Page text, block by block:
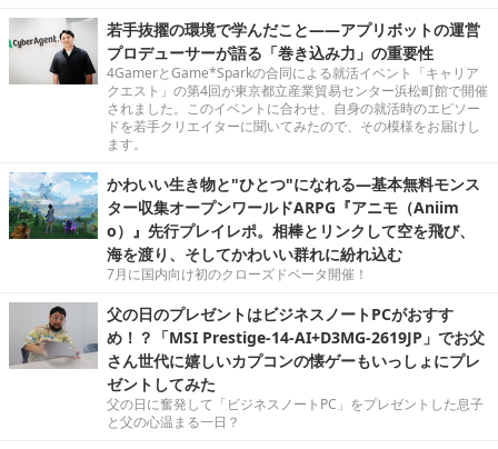
若手抜擢の環境で学んだこと――アプリボットの運営
プロデューサーが語る「巻き込み力」の重要性
4GamerとGame*Sparkの合同による就活イベント「キャリア
クエスト」の第4回が東京都立産業貿易センター浜松町館で開催
されました。このイベントに合わせ、自身の就活時のエピソー
ドを若手クリエイターに聞いてみたので、その模様をお届けし
ます。
かわいい生き物と"ひとつ"になれる―基本無料モンス
ター収集オープンワールドARPG『アニモ（Aniim
o）』先行プレイレポ。相棒とリンクして空を飛び、
海を渡り、そしてかわいい群れに紛れ込む
7月に国内向け初のクローズドベータ開催！
父の日のプレゼントはビジネスノートPCがおすす
め！？「MSI Prestige-14-AI+D3MG-2619JP」でお父
さん世代に嬉しいカプコンの懐ゲーもいっしょにプレ
ゼントしてみた
父の日に奮発して「ビジネスノートPC」をプレゼントした息子
と父の心温まる一日？